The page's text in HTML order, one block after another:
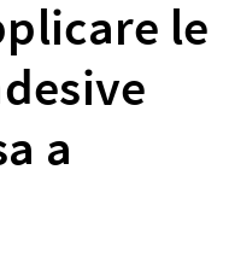
le
a